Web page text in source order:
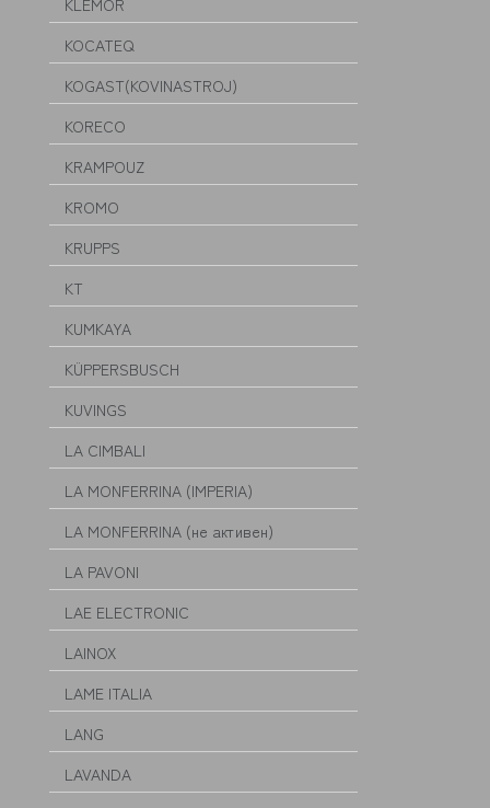
KLEMOR
KOCATEQ
KOGAST(KOVINASTROJ)
KORECO
KRAMPOUZ
KROMO
KRUPPS
KT
KUMKAYA
KÜPPERSBUSCH
KUVINGS
LA CIMBALI
LA MONFERRINA (IMPERIA)
LA MONFERRINA (не активен)
LA PAVONI
LAE ELECTRONIC
LAINOX
LAME ITALIA
LANG
LAVANDA